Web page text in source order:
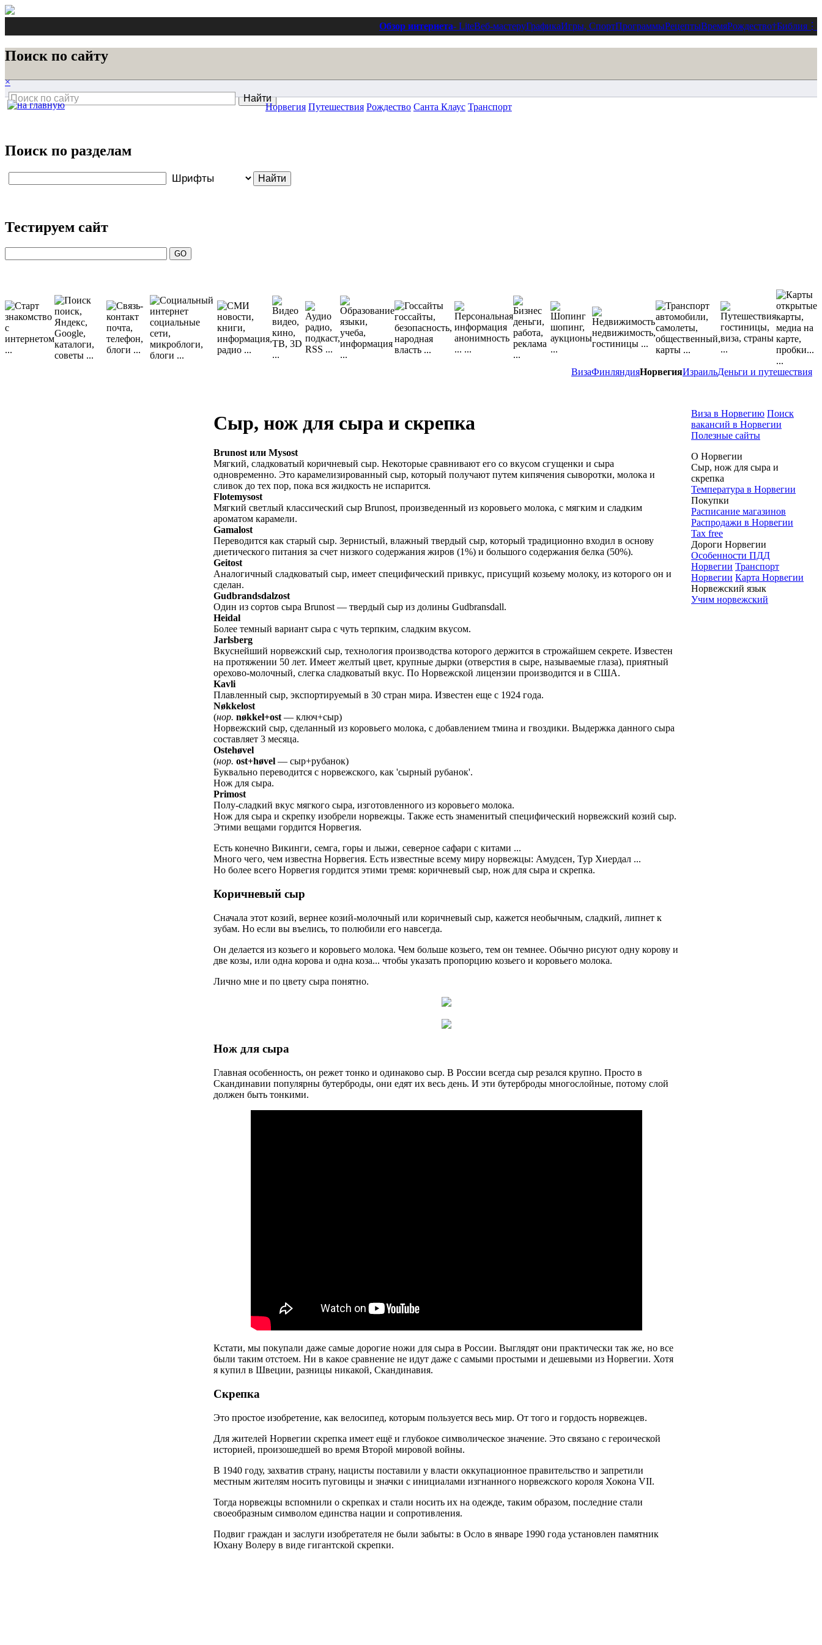
Обзор интернета- LiteВеб-мастеруГрафикаИгры, СпортПрограммыРецептыВремяРождество†Библия ⋮
Поиск по сайту
×
Поиск по разделам
Тестируем сайт
ВизаФинляндияНорвегияИзраильДеньги и путешествия
Норвегия Путешествия Рождество Санта Клаус Транспорт
Сыр, нож для сыра и скрепка
Brunost или Mysost
Мягкий, сладковатый коричневый сыр. Некоторые сравнивают его со вкусом сгущенки и сыра
одновременно. Это карамелизированный сыр, который получают путем кипячения сыворотки, молока и
сливок до тех пор, пока вся жидкость не испарится.
Flotemysost
Мягкий светлый классический сыр Brunost, произведенный из коровьего молока, с мягким и сладким
ароматом карамели.
Gamalost
Переводится как старый сыр. Зернистый, влажный твердый сыр, который традиционно входил в основу
диетического питания за счет низкого содержания жиров (1%) и большого содержания белка (50%).
Geitost
Аналогичный сладковатый сыр, имеет специфический привкус, присущий козьему молоку, из которого он и
сделан.
Gudbrandsdalzost
Один из сортов сыра Brunost — твердый сыр из долины Gudbransdall.
Heidal
Более темный вариант сыра с чуть терпким, сладким вкусом.
Jarlsberg
Вкуснейший норвежский сыр, технология производства которого держится в строжайшем секрете. Известен
на протяжении 50 лет. Имеет желтый цвет, крупные дырки (отверстия в сыре, называемые глаза), приятный
орехово-молочный, слегка сладковатый вкус. По Норвежской лицензии производится и в США.
Kavli
Плавленный сыр, экспортируемый в 30 стран мира. Известен еще с 1924 года.
Nøkkelost
(нор. nøkkel+ost — ключ+сыр)
Норвежский сыр, сделанный из коровьего молока, с добавлением тмина и гвоздики. Выдержка данного сыра
составляет 3 месяца.
Ostehøvel
(нор. ost+høvel — сыр+рубанок)
Буквально переводится с норвежского, как 'сырный рубанок'.
Нож для сыра.
Primost
Полу-сладкий вкус мягкого сыра, изготовленного из коровьего молока.
Нож для сыра и скрепку изобрели норвежцы. Также есть знаменитый специфический норвежский козий сыр.
Этими вещами гордится Норвегия.
Есть конечно Викинги, семга, горы и лыжи, северное сафари с китами ...
Много чего, чем известна Норвегия. Есть известные всему миру норвежцы: Амудсен, Тур Хиердал ...
Но более всего Норвегия гордится этими тремя: коричневый сыр, нож для сыра и скрепка.
Коричневый сыр
Сначала этот козий, вернее козий-молочный или коричневый сыр, кажется необычным, сладкий, липнет к
зубам. Но если вы въелись, то полюбили его навсегда.
Он делается из козьего и коровьего молока. Чем больше козьего, тем он темнее. Обычно рисуют одну корову и
две козы, или одна корова и одна коза... чтобы указать пропорцию козьего и коровьего молока.
Лично мне и по цвету сыра понятно.
Нож для сыра
Главная особенность, он режет тонко и одинаково сыр. В России всегда сыр резался крупно. Просто в
Скандинавии популярны бутерброды, они едят их весь день. И эти бутерброды многослойные, потому слой
должен быть тонкими.
Кстати, мы покупали даже самые дорогие ножи для сыра в России. Выглядят они практически так же, но все
были таким отстоем. Ни в какое сравнение не идут даже с самыми простыми и дешевыми из Норвегии. Хотя
я купил в Швеции, разницы никакой, Скандинавия.
Скрепка
Это простое изобретение, как велосипед, которым пользуется весь мир. От того и гордость норвежцев.
Для жителей Норвегии скрепка имеет ещё и глубокое символическое значение. Это связано с героической
историей, произошедшей во время Второй мировой войны.
В 1940 году, захватив страну, нацисты поставили у власти оккупационное правительство и запретили
местным жителям носить пуговицы и значки с инициалами изгнанного норвежского короля Хокона VII.
Тогда норвежцы вспомнили о скрепках и стали носить их на одежде, таким образом, последние стали
своеобразным символом единства нации и сопротивления.
Подвиг граждан и заслуги изобретателя не были забыты: в Осло в январе 1990 года установлен памятник
Юхану Волеру в виде гигантской скрепки.
Виза в Норвегию Поиск
вакансий в Норвегии
Полезные сайты
О Норвегии
Сыр, нож для сыра и
скрепка
Температура в Норвегии
Покупки
Расписание магазинов
Распродажи в Норвегии
Tax free
Дороги Норвегии
Особенности ПДД
Норвегии Транспорт
Норвегии Карта Норвегии
Норвежский язык
Учим норвежский